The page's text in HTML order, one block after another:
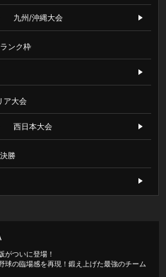
九州/沖縄大会
ンク枠
ア大会
西日本大会
決勝
がついに登場！
球の臨場感を再現！鍛え上げた最強のチーム